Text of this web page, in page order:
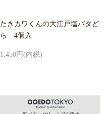
たきカワくんの大江戸塩バタど
ら 4個入
1,450円(内税)